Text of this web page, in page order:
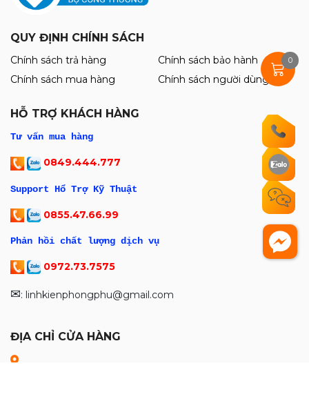
QUY ĐỊNH CHÍNH SÁCH
Chính sách trả hàng
Chính sách bảo hành
Chính sách mua hàng
Chính sách người dùng
HỖ TRỢ KHÁCH HÀNG
Tư vấn mua hàng
0849.444.777
Support Hổ Trợ Kỹ Thuật
0855.47.66.99
Phản hồi chất lượng dịch vụ
0972.73.7575
✉: linhkienphongphu@gmail.com
ĐỊA CHỈ CỬA HÀNG
0